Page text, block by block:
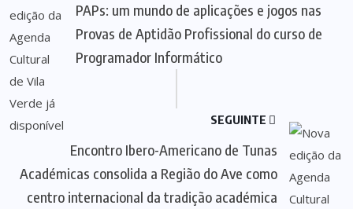
PAPs: um mundo de aplicações e jogos nas
Provas de Aptidão Profissional do curso de
Programador Informático
SEGUINTE
Encontro Ibero-Americano de Tunas
Académicas consolida a Região do Ave como
centro internacional da tradição académica